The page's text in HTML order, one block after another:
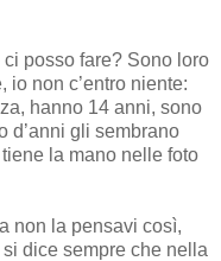
posso fare? Sono loro
non c’entro niente:
hanno 14 anni, sono
d’anni gli sembrano
la mano nelle foto
non la pensavi così,
dice sempre che nella